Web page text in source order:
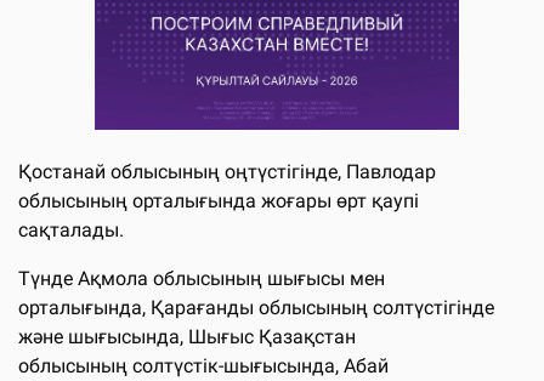
Қостанай облысының оңтүстігінде, Павлодар
облысының орталығында жоғары өрт қаупі
сақталады.
Түнде Ақмола облысының шығысы мен
орталығында, Қарағанды облысының солтүстігінде
және шығысында, Шығыс Қазақстан
облысының солтүстік-шығысында, Абай